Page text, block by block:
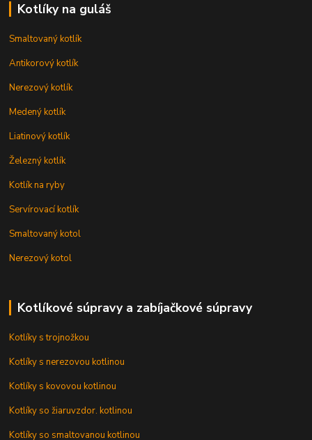
Kotlíky na guláš
Smaltovaný kotlík
Antikorový kotlík
Nerezový kotlík
Medený kotlík
Liatinový kotlík
Železný kotlík
Kotlík na ryby
Servírovací kotlík
Smaltovaný kotol
Nerezový kotol
Kotlíkové súpravy a zabíjačkové súpravy
Kotlíky s trojnožkou
Kotlíky s nerezovou kotlinou
Kotlíky s kovovou kotlinou
Kotlíky so žiaruvzdor. kotlinou
Kotlíky so smaltovanou kotlinou